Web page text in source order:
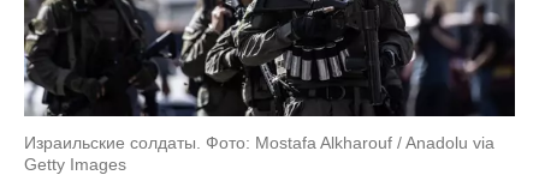
Израильские солдаты. Фото: Mostafa Alkharouf / Anadolu via
Getty Images